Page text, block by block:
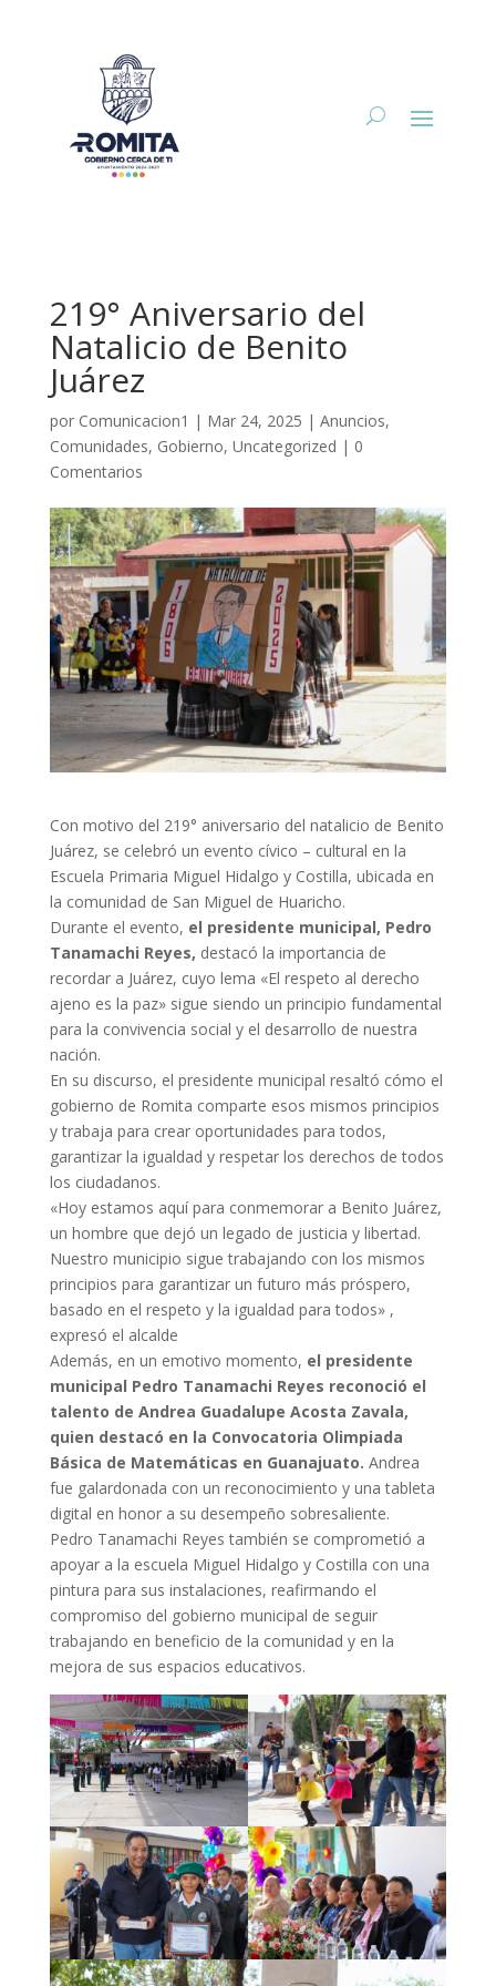
219° Aniversario del
Natalicio de Benito
Juárez
por Comunicacion1 | Mar 24, 2025 | Anuncios,
Comunidades, Gobierno, Uncategorized | 0
Comentarios
Con motivo del 219° aniversario del natalicio de Benito
Juárez, se celebró un evento cívico – cultural en la
Escuela Primaria Miguel Hidalgo y Costilla, ubicada en
la comunidad de San Miguel de Huaricho.
Durante el evento, el presidente municipal, Pedro
Tanamachi Reyes, destacó la importancia de
recordar a Juárez, cuyo lema «El respeto al derecho
ajeno es la paz» sigue siendo un principio fundamental
para la convivencia social y el desarrollo de nuestra
nación.
En su discurso, el presidente municipal resaltó cómo el
gobierno de Romita comparte esos mismos principios
y trabaja para crear oportunidades para todos,
garantizar la igualdad y respetar los derechos de todos
los ciudadanos.
«Hoy estamos aquí para conmemorar a Benito Juárez,
un hombre que dejó un legado de justicia y libertad.
Nuestro municipio sigue trabajando con los mismos
principios para garantizar un futuro más próspero,
basado en el respeto y la igualdad para todos» ,
expresó el alcalde
Además, en un emotivo momento, el presidente
municipal Pedro Tanamachi Reyes reconoció el
talento de Andrea Guadalupe Acosta Zavala,
quien destacó en la Convocatoria Olimpiada
Básica de Matemáticas en Guanajuato. Andrea
fue galardonada con un reconocimiento y una tableta
digital en honor a su desempeño sobresaliente.
Pedro Tanamachi Reyes también se comprometió a
apoyar a la escuela Miguel Hidalgo y Costilla con una
pintura para sus instalaciones, reafirmando el
compromiso del gobierno municipal de seguir
trabajando en beneficio de la comunidad y en la
mejora de sus espacios educativos.